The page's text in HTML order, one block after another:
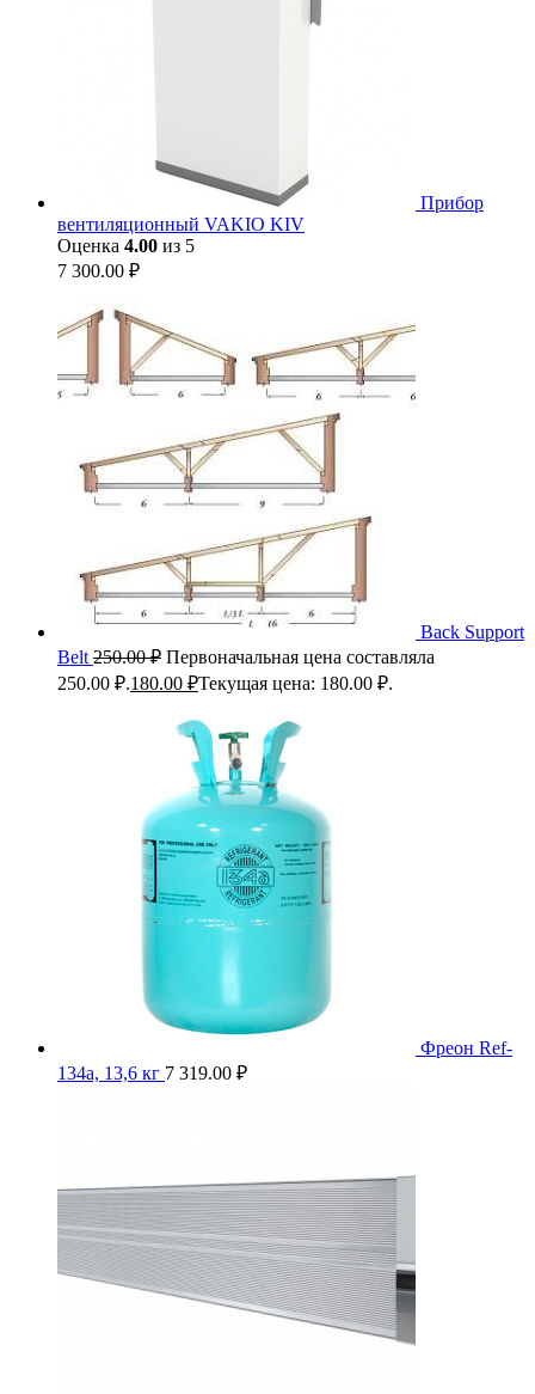
Прибор
вентиляционный VAKIO KIV
Оценка 4.00 из 5
7 300.00 ₽
Back Support
Belt 250.00₽ Первоначальная цена составляла
250.00 ₽.180.00 ₽Текущая цена: 180.00 ₽.
Фреон Ref-
134a, 13,6 кг 7 319.00 ₽